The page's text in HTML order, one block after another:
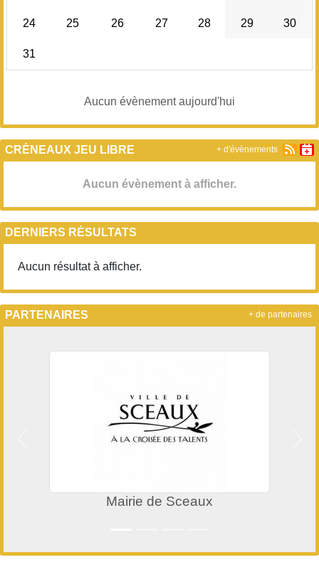
24 25 26 27 28 29 30
31
Aucun évènement aujourd'hui
CRÉNEAUX JEU LIBRE
Aucun évènement à afficher.
+ d'évènements
DERNIERS RÉSULTATS
Aucun résultat à afficher.
PARTENAIRES
Mairie de Sceaux
+ de partenaires